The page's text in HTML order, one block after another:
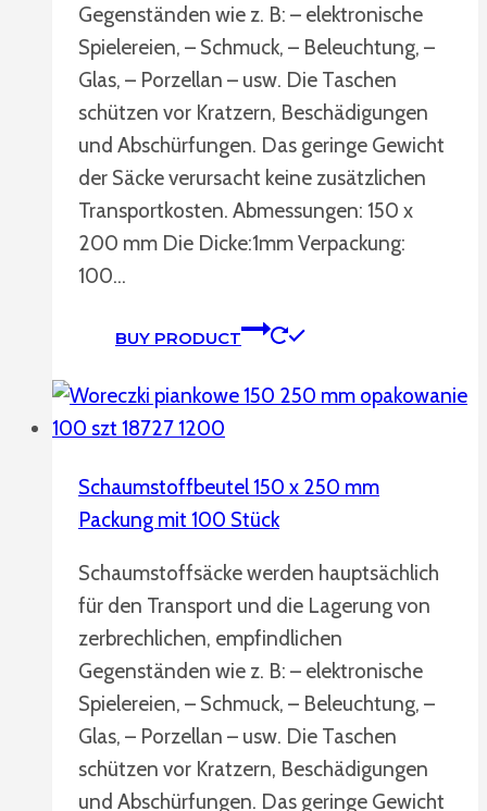
Gegenständen wie z. B: – elektronische
Spielereien, – Schmuck, – Beleuchtung, –
Glas, – Porzellan – usw. Die Taschen
schützen vor Kratzern, Beschädigungen
und Abschürfungen. Das geringe Gewicht
der Säcke verursacht keine zusätzlichen
Transportkosten. Abmessungen: 150 x
200 mm Die Dicke:1mm Verpackung:
100…
BUY PRODUCT
Schaumstoffbeutel 150 x 250 mm
Packung mit 100 Stück
Schaumstoffsäcke werden hauptsächlich
für den Transport und die Lagerung von
zerbrechlichen, empfindlichen
Gegenständen wie z. B: – elektronische
Spielereien, – Schmuck, – Beleuchtung, –
Glas, – Porzellan – usw. Die Taschen
schützen vor Kratzern, Beschädigungen
und Abschürfungen. Das geringe Gewicht